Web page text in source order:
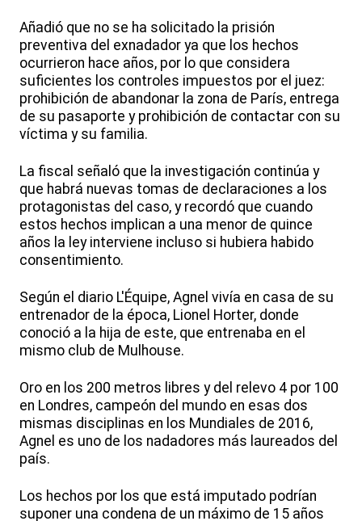
Añadió que no se ha solicitado la prisión
preventiva del exnadador ya que los hechos
ocurrieron hace años, por lo que considera
suficientes los controles impuestos por el juez:
prohibición de abandonar la zona de París, entrega
de su pasaporte y prohibición de contactar con su
víctima y su familia.
La fiscal señaló que la investigación continúa y
que habrá nuevas tomas de declaraciones a los
protagonistas del caso, y recordó que cuando
estos hechos implican a una menor de quince
años la ley interviene incluso si hubiera habido
consentimiento.
Según el diario L'Équipe, Agnel vivía en casa de su
entrenador de la época, Lionel Horter, donde
conoció a la hija de este, que entrenaba en el
mismo club de Mulhouse.
Oro en los 200 metros libres y del relevo 4 por 100
en Londres, campeón del mundo en esas dos
mismas disciplinas en los Mundiales de 2016,
Agnel es uno de los nadadores más laureados del
país.
Los hechos por los que está imputado podrían
suponer una condena de un máximo de 15 años